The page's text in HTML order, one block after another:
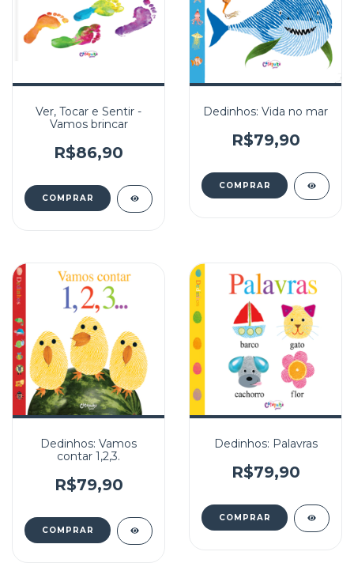
Ver, Tocar e Sentir -
Vamos brincar
R$86,90
Dedinhos: Vida no mar
R$79,90
Dedinhos: Vamos
contar 1,2,3.
R$79,90
Dedinhos: Palavras
R$79,90